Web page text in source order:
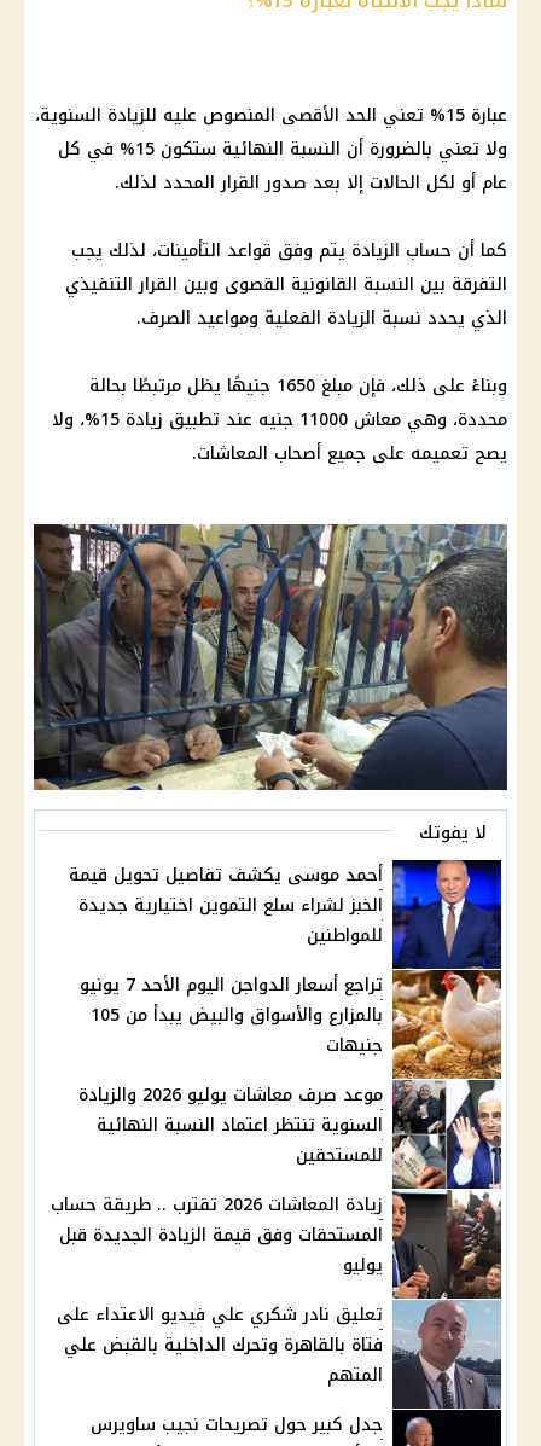
عبارة 15% تعني الحد الأقصى المنصوص عليه للزيادة السنوية،
ولا تعني بالضرورة أن النسبة النهائية ستكون 15% في كل
عام أو لكل الحالات إلا بعد صدور القرار المحدد لذلك.
كما أن حساب الزيادة يتم وفق قواعد التأمينات، لذلك يجب
التفرقة بين النسبة القانونية القصوى وبين القرار التنفيذي
الذي يحدد نسبة الزيادة الفعلية ومواعيد الصرف.
وبناءً على ذلك، فإن مبلغ 1650 جنيهًا يظل مرتبطًا بحالة
محددة، وهي معاش 11000 جنيه عند تطبيق زيادة 15%، ولا
يصح تعميمه على جميع أصحاب المعاشات.
لا يفوتك
أحمد موسى يكشف تفاصيل تحويل قيمة
الخبز لشراء سلع التموين اختيارية جديدة
للمواطنين
تراجع أسعار الدواجن اليوم الأحد 7 يونيو
بالمزارع والأسواق والبيض يبدأ من 105
جنيهات
موعد صرف معاشات يوليو 2026 والزيادة
السنوية تنتظر اعتماد النسبة النهائية
للمستحقين
زيادة المعاشات 2026 تقترب .. طريقة حساب
المستحقات وفق قيمة الزيادة الجديدة قبل
يوليو
تعليق نادر شكري علي فيديو الاعتداء على
فتاة بالقاهرة وتحرك الداخلية بالقبض علي
المتهم
جدل كبير حول تصريحات نجيب ساويرس